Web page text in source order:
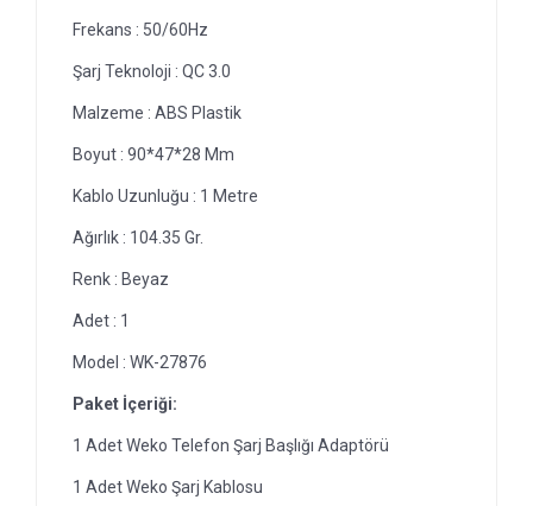
Frekans : 50/60Hz
Şarj Teknoloji : QC 3.0
Malzeme : ABS Plastik
Boyut : 90*47*28 Mm
Kablo Uzunluğu : 1 Metre
Ağırlık : 104.35 Gr.
Renk : Beyaz
Adet : 1
Model : WK-27876
Paket İçeriği:
1 Adet Weko Telefon Şarj Başlığı Adaptörü
1 Adet Weko Şarj Kablosu